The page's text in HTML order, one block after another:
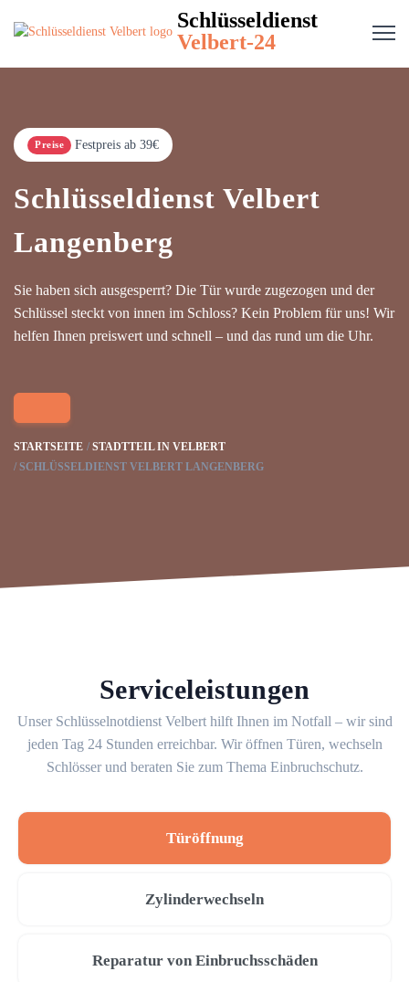
Schlüsseldienst
Velbert-24
Preise Festpreis ab 39€
Schlüsseldienst Velbert
Langenberg
Sie haben sich ausgesperrt? Die Tür wurde zugezogen und der
Schlüssel steckt von innen im Schloss? Kein Problem für uns! Wir
helfen Ihnen preiswert und schnell – und das rund um die Uhr.
STARTSEITE
STADTTEIL IN VELBERT
SCHLÜSSELDIENST VELBERT LANGENBERG
Serviceleistungen
Unser Schlüsselnotdienst Velbert hilft Ihnen im Notfall – wir sind
jeden Tag 24 Stunden erreichbar. Wir öffnen Türen, wechseln
Schlösser und beraten Sie zum Thema Einbruchschutz.
Türöffnung
Zylinderwechseln
Reparatur von Einbruchsschäden